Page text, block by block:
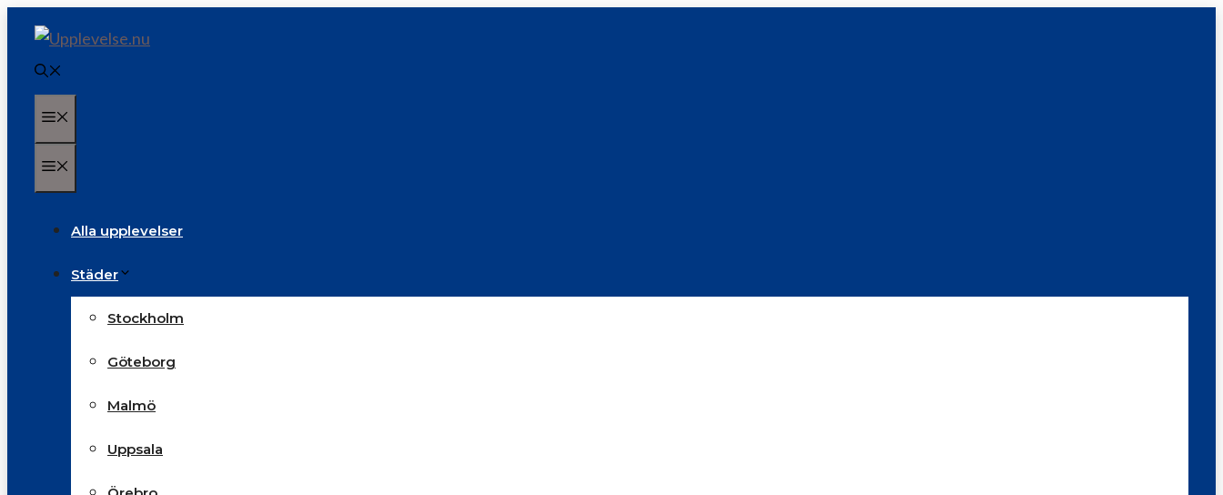
innehåll
Alla upplevelser
Städer
Stockholm
Göteborg
Malmö
Uppsala